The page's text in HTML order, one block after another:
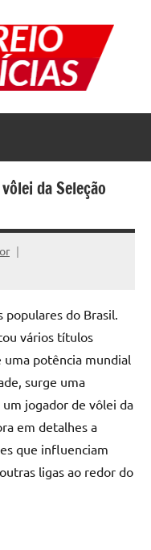
da Seleção
populares do Brasil.
vários títulos
uma potência mundial
surge uma
jogador de vôlei da
em detalhes a
que influenciam
ligas ao redor do